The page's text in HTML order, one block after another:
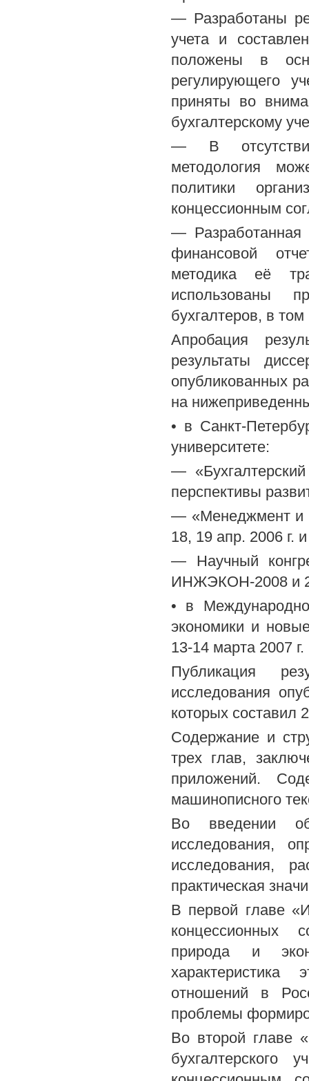
— Разработаны
учета и
положены в
регулирующего
приняты во
бухгалтерскому
— В
методология
политики
концессионным
— Разработанная
финансовой
методика её
использованы
бухгалтеров, в
Апробация
результаты
опубликованных
на
• в Санкт-
университете:
—
перспективы
— «Менеджмент и
18, 19 апр. 2006 г.
— Научный
ИНЖЭКОН-2008 и
• в
экономики и
13-14 марта 2007 г.
Публикация
исследования
которых составил
Содержание и
трех глав,
приложений.
машинописного
Во введении
исследования,
исследования,
практическая
В первой главе
концессионных
природа и
характеристика
отношений в
проблемы
Во второй главе